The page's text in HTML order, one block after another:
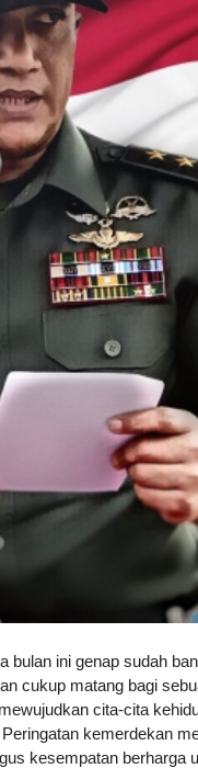
bulan ini genap sudah
cukup matang bagi
cita-cita
kemerdekan
kesempatan berharga